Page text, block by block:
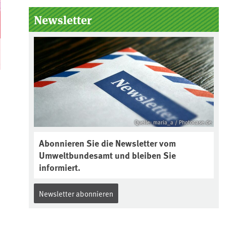
Newsletter
Quelle: maria_a / Photocase.de
Abonnieren Sie die Newsletter vom
Umweltbundesamt und bleiben Sie
informiert.
Newsletter abonnieren